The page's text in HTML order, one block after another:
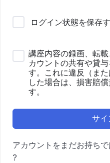
ログイン状態を保存
講座内容の録画、転
カウントの共有や貸
す。これに違反（ま
した場合は、損害賠
す。
サイ
アカウントをまだお持ち
?